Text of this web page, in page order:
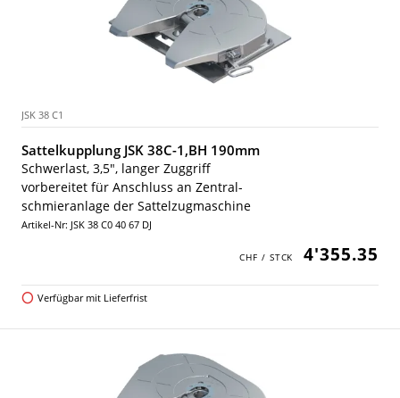
JSK 38 C1
Sattelkupplung JSK 38C-1,BH 190mm
Schwerlast, 3,5", langer Zuggriff
vorbereitet für Anschluss an Zentral-
schmieranlage der Sattelzugmaschine
Artikel-Nr: JSK 38 C0 40 67 DJ
4'355.35
Verfügbar mit Lieferfrist